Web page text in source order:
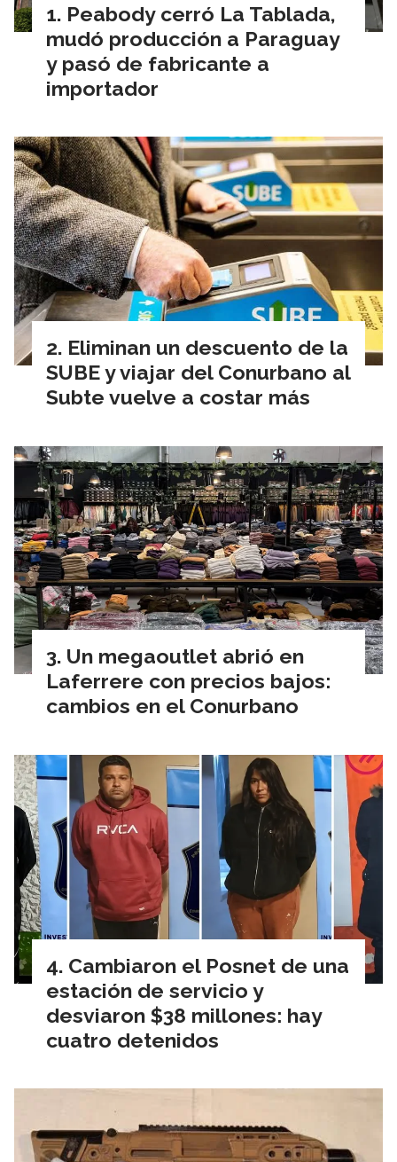
Peabody cerró La Tablada,
mudó producción a Paraguay
y pasó de fabricante a
importador
Eliminan un descuento de la
SUBE y viajar del Conurbano al
Subte vuelve a costar más
Un megaoutlet abrió en
Laferrere con precios bajos:
cambios en el Conurbano
Cambiaron el Posnet de una
estación de servicio y
desviaron $38 millones: hay
cuatro detenidos